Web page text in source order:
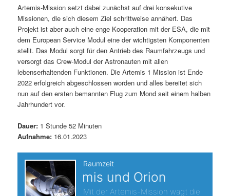
h
a
l
t
s
r
i
n
I
n
h
a
l
s
p
r
Artemis-Mission setzt dabei zunächst auf drei konsekutive
Missionen, die sich diesem Ziel schrittweise annähert. Das
Projekt ist aber auch eine enge Kooperation mit der ESA, die mit
dem European Service Modul eine der wichtigsten Komponenten
stellt. Das Modul sorgt für den Antrieb des Raumfahrzeugs und
versorgt das Crew-Modul der Astronauten mit allen
lebenserhaltenden Funktionen. Die Artemis 1 Mission ist Ende
2022 erfolgreich abgeschlossen worden und alles bereitet sich
nun auf den ersten bemannten Flug zum Mond seit einem halben
Jahrhundert vor.
Dauer: 1 Stunde 52 Minuten
Aufnahme: 16.01.2023